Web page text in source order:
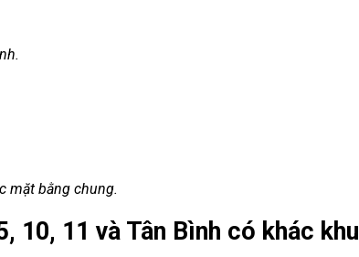
mặt bằng chung.
10, 11 và Tân Bình có khác khu